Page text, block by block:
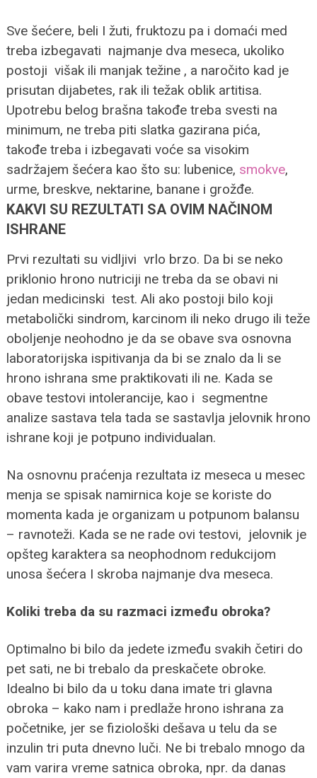
Sve šećere, beli I žuti, fruktozu pa i domaći med
treba izbegavati najmanje dva meseca, ukoliko
postoji višak ili manjak težine , a naročito kad je
prisutan dijabetes, rak ili težak oblik artitisa.
Upotrebu belog brašna takođe treba svesti na
minimum, ne treba piti slatka gazirana pića,
takođe treba i izbegavati voće sa visokim
sadržajem šećera kao što su: lubenice, smokve,
urme, breskve, nektarine, banane i grožđe.
KAKVI SU REZULTATI SA OVIM NAČINOM
ISHRANE
Prvi rezultati su vidljivi vrlo brzo. Da bi se neko
priklonio hrono nutriciji ne treba da se obavi ni
jedan medicinski test. Ali ako postoji bilo koji
metabolički sindrom, karcinom ili neko drugo ili teže
oboljenje neohodno je da se obave sva osnovna
laboratorijska ispitivanja da bi se znalo da li se
hrono ishrana sme praktikovati ili ne. Kada se
obave testovi intolerancije, kao i segmentne
analize sastava tela tada se sastavlja jelovnik hrono
ishrane koji je potpuno individualan.
Na osnovnu praćenja rezultata iz meseca u mesec
menja se spisak namirnica koje se koriste do
momenta kada je organizam u potpunom balansu
– ravnoteži. Kada se ne rade ovi testovi, jelovnik je
opšteg karaktera sa neophodnom redukcijom
unosa šećera I skroba najmanje dva meseca.
Koliki treba da su razmaci između obroka?
Optimalno bi bilo da jedete između svakih četiri do
pet sati, ne bi trebalo da preskačete obroke.
Idealno bi bilo da u toku dana imate tri glavna
obroka – kako nam i predlaže hrono ishrana za
početnike, jer se fiziološki dešava u telu da se
inzulin tri puta dnevno luči. Ne bi trebalo mnogo da
vam varira vreme satnica obroka, npr. da danas